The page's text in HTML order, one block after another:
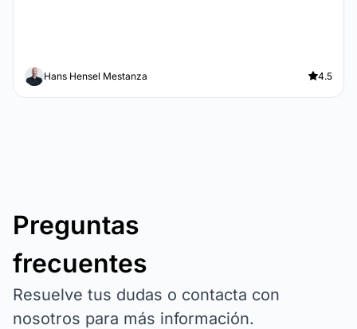
Hans Hensel Mestanza 4.5
Preguntas
frecuentes
Resuelve tus dudas o contacta con
nosotros para más información.